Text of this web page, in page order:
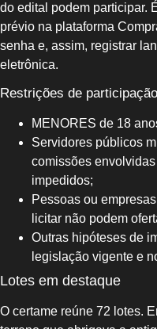
do edital podem participar.
prévio na plataforma
senha e, assim, registrar
eletrônica.
Restrições de participação
MENORES de 18
Servidores públicos
comissões
impedidos;
Pessoas ou
licitar não podem
Outras hipóteses de
legislação vigente e
Lotes em destaque
O certame reúne 72 lotes.